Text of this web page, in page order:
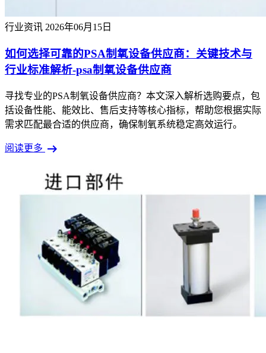
行业资讯 2026年06月15日
如何选择可靠的PSA制氧设备供应商：关键技术与
行业标准解析-psa制氧设备供应商
寻找专业的PSA制氧设备供应商？本文深入解析选购要点，包
括设备性能、能效比、售后支持等核心指标，帮助您根据实际
需求匹配最合适的供应商，确保制氧系统稳定高效运行。
阅读更多 arrow_right_alt